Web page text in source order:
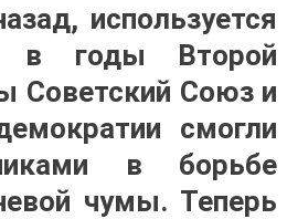
используется
в годы Второй
Советский Союз и
смогли
в борьбе
чумы. Теперь